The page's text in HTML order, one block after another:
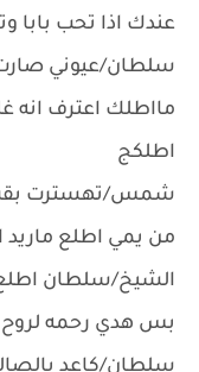
عندك اذا تحب بابا
سلطان/عيوني
مااطلك اعترف
اطلكج
شمس/تهسترت بقت
من يمي اطلع
الشيخ/سلطان اطلع
بس هدي رحمه لروح
سلطان/كاعد